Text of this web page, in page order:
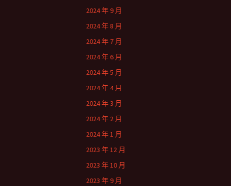
2024 年 9 月
2024 年 8 月
2024 年 7 月
2024 年 6 月
2024 年 5 月
2024 年 4 月
2024 年 3 月
2024 年 2 月
2024 年 1 月
2023 年 12 月
2023 年 10 月
2023 年 9 月